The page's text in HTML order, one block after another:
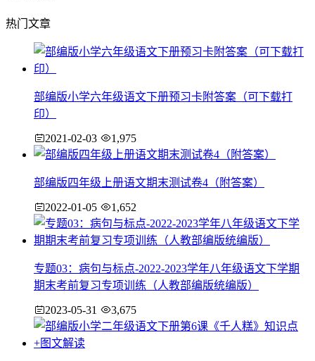
热门文章
部编版小学六年级语文下册预习卡附答案（可下载打
印）
2021-02-03 1,975
部编版四年级上册语文期末测试卷4（附答案）
2022-01-05 1,652
专题03：病句与标点-2022-2023学年八年级语文下学期
期末考前复习专项训练（人教部编版统编版）
2023-05-31 3,675